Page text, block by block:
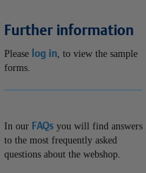
Further information
Please log in, to view the sample
forms.
In our FAQs you will find answers
to the most frequently asked
questions about the webshop.